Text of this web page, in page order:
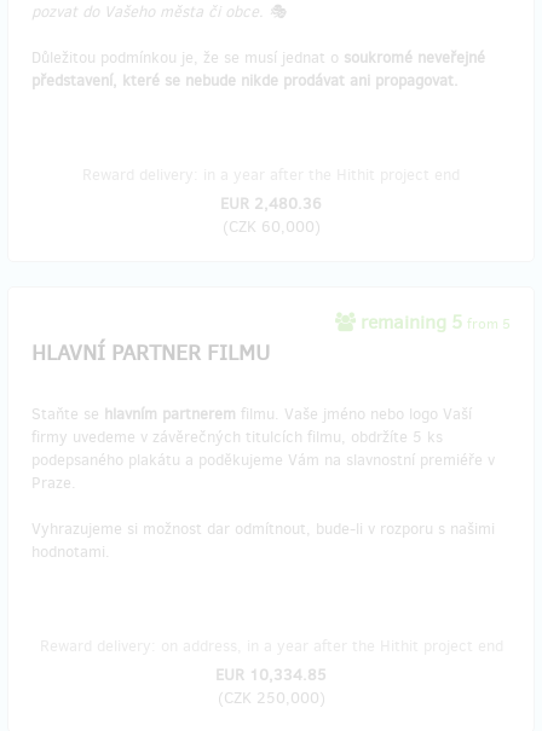
pozvat do Vašeho města či obce. 🎭
Důležitou podmínkou je, že se musí jednat o soukromé neveřejné
představení, které se nebude nikde prodávat ani propagovat.
EUR 2,480.36
(CZK 60,000)
remaining 5 from 5
HLAVNÍ PARTNER FILMU
Staňte se hlavním partnerem filmu. Vaše jméno nebo logo Vaší
firmy uvedeme v závěrečných titulcích filmu, obdržíte 5 ks
podepsaného plakátu a poděkujeme Vám na slavnostní premiéře v
Praze.
Vyhrazujeme si možnost dar odmítnout, bude-li v rozporu s našimi
hodnotami.
EUR 10,334.85
(CZK 250,000)